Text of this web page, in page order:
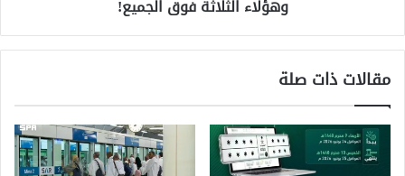
وهؤلاء الثلاثة فوق الجميع!
مقالات ذات صلة